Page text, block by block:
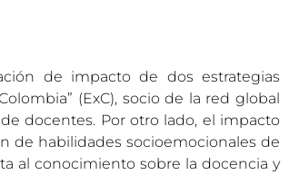
de impacto de dos estrategias
(ExC), socio de la red global
docentes. Por otro lado, el impacto
de habilidades socioemocionales de
al conocimiento sobre la docencia y